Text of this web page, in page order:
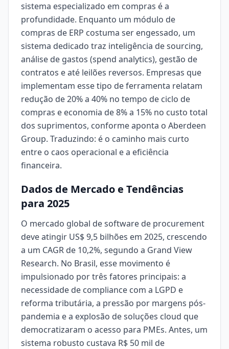
sistema especializado em compras é a
profundidade. Enquanto um módulo de
compras de ERP costuma ser engessado, um
sistema dedicado traz inteligência de sourcing,
análise de gastos (spend analytics), gestão de
contratos e até leilões reversos. Empresas que
implementam esse tipo de ferramenta relatam
redução de 20% a 40% no tempo de ciclo de
compras e economia de 8% a 15% no custo total
dos suprimentos, conforme aponta o Aberdeen
Group. Traduzindo: é o caminho mais curto
entre o caos operacional e a eficiência
financeira.
Dados de Mercado e Tendências
para 2025
O mercado global de software de procurement
deve atingir US$ 9,5 bilhões em 2025, crescendo
a um CAGR de 10,2%, segundo a Grand View
Research. No Brasil, esse movimento é
impulsionado por três fatores principais: a
necessidade de compliance com a LGPD e
reforma tributária, a pressão por margens pós-
pandemia e a explosão de soluções cloud que
democratizaram o acesso para PMEs. Antes, um
sistema robusto custava R$ 50 mil de